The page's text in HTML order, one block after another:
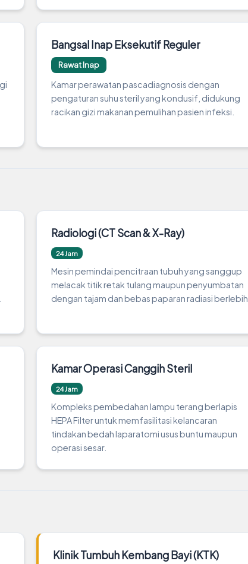
Bangsal Inap Eksekutif Reguler
Rawat Inap
Kamar perawatan pascadiagnosis dengan
pengaturan suhu steril yang kondusif, didukung
racikan gizi makanan pemulihan pasien infeksi.
Radiologi (CT Scan & X-Ray)
24 Jam
Mesin pemindai pencitraan tubuh yang sanggup
melacak titik retak tulang maupun penyumbatan
dengan tajam dan bebas paparan radiasi berlebih.
Kamar Operasi Canggih Steril
24 Jam
Kompleks pembedahan lampu terang berlapis
HEPA Filter untuk memfasilitasi kelancaran
tindakan bedah laparatomi usus buntu maupun
operasi sesar.
Klinik Tumbuh Kembang Bayi (KTK)